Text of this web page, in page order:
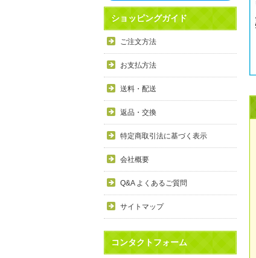
良かったです
商品も直ぐに届き、一つづづ丁寧に梱
まりのビンゴで利用しましたが、みん
な喜んでもらえました。
利用しやすい
目録景品をよく利用しています。豪華
す。手配が早いので便利です。
ショッピングガイド
ご注文方法
お支払方法
送料・配送
返品・交換
特定商取引法に基づく表示
会社概要
Q&A よくあるご質問
サイトマップ
コンタクトフォーム